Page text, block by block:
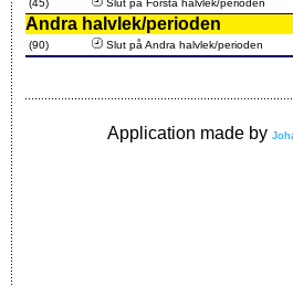
(45) Slut på Första halvlek/perioden
Andra halvlek/perioden
(90) Slut på Andra halvlek/perioden
Application made by